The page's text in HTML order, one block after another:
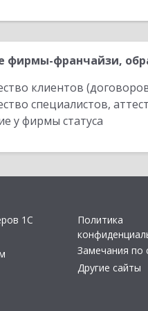
фирмы-франчайзи,
клиентов
специалистов,
у фирмы статуса
1С
Политика
Замечания по
Другие сайты